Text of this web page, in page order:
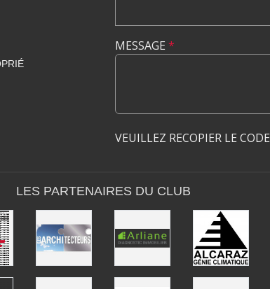
MESSAGE *
VEUILLEZ RECOPIER LE CODE
LES PARTENAIRES DU CLUB